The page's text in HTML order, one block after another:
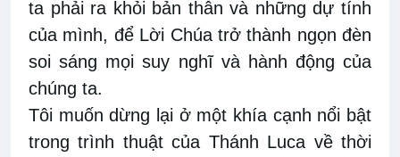
ta phải ra khỏi bản thân và những dự tính
của mình, để Lời Chúa trở thành ngọn đèn
soi sáng mọi suy nghĩ và hành động của
chúng ta.
Tôi muốn dừng lại ở một khía cạnh nổi bật
trong trình thuật của Thánh Luca về thời